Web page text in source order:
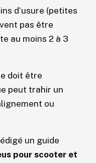
d’usure (petites
pas être
au moins 2 à 3
doit être
peut trahir un
ou
un guide
pour scooter et